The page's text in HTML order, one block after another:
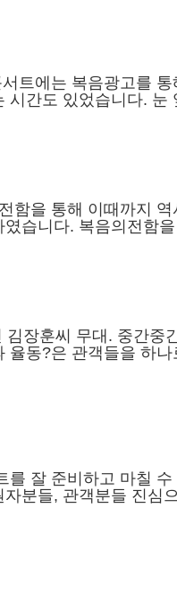
트에는 복음광고를
시간도 있었습니다.
함을 통해 이때까지
습니다. 복음의전함
장훈씨 무대. 중간중
율동?은 관객들을 하
를 잘 준비하고 마칠
분들, 관객분들 진심